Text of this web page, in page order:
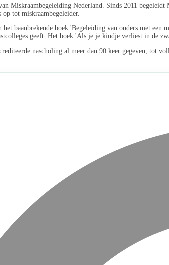
Miskraambegeleiding Nederland. Sinds 2011
tot miskraambegeleider.
het baanbrekende boek 'Begeleiding van ouders met
geeft. Het boek 'Als je je kindje verliest in de
nascholing al meer dan 90 keer gegeven, tot